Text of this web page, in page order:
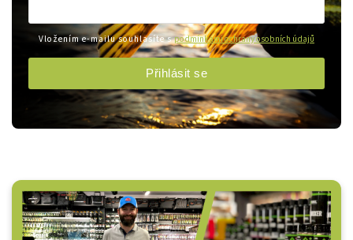
Vložením e-mailu souhlasíte spodmínkami ochrany osobních údajů
Přihlásit se